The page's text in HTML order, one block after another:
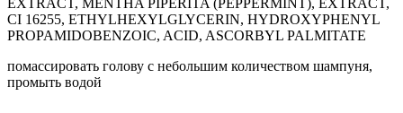
CI 16255, ETHYLHEXYLGLYCERIN, HYDROXYPHENYL
PROPAMIDOBENZOIC, ACID, ASCORBYL PALMITATE
помассировать голову с небольшим количеством шампуня,
промыть водой